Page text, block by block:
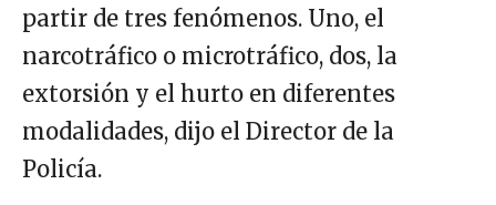
partir de tres fenómenos. Uno, el
narcotráfico o microtráfico, dos, la
extorsión y el hurto en diferentes
modalidades, dijo el Director de la
Policía.